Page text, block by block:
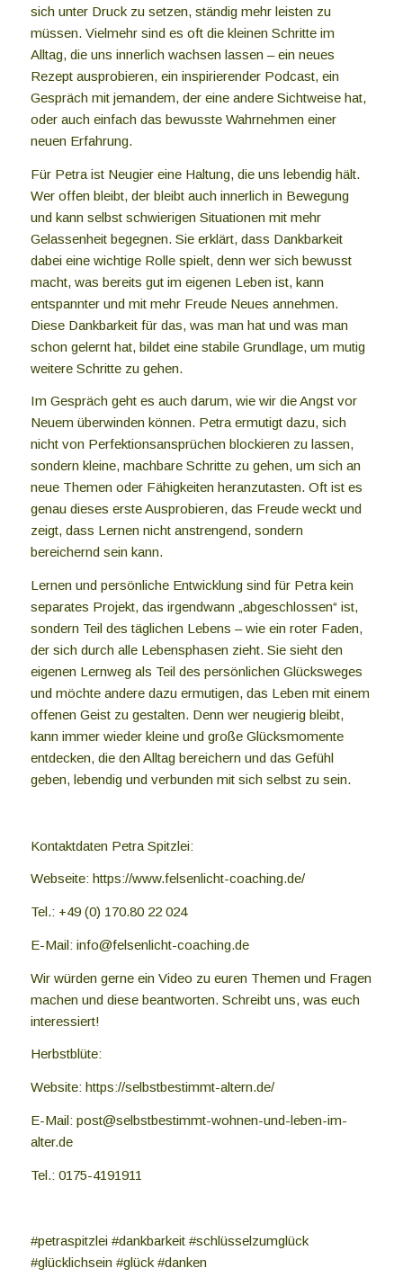
sich unter Druck zu setzen, ständig mehr leisten zu
müssen. Vielmehr sind es oft die kleinen Schritte im
Alltag, die uns innerlich wachsen lassen – ein neues
Rezept ausprobieren, ein inspirierender Podcast, ein
Gespräch mit jemandem, der eine andere Sichtweise hat,
oder auch einfach das bewusste Wahrnehmen einer
neuen Erfahrung.
Für Petra ist Neugier eine Haltung, die uns lebendig hält.
Wer offen bleibt, der bleibt auch innerlich in Bewegung
und kann selbst schwierigen Situationen mit mehr
Gelassenheit begegnen. Sie erklärt, dass Dankbarkeit
dabei eine wichtige Rolle spielt, denn wer sich bewusst
macht, was bereits gut im eigenen Leben ist, kann
entspannter und mit mehr Freude Neues annehmen.
Diese Dankbarkeit für das, was man hat und was man
schon gelernt hat, bildet eine stabile Grundlage, um mutig
weitere Schritte zu gehen.
Im Gespräch geht es auch darum, wie wir die Angst vor
Neuem überwinden können. Petra ermutigt dazu, sich
nicht von Perfektionsansprüchen blockieren zu lassen,
sondern kleine, machbare Schritte zu gehen, um sich an
neue Themen oder Fähigkeiten heranzutasten. Oft ist es
genau dieses erste Ausprobieren, das Freude weckt und
zeigt, dass Lernen nicht anstrengend, sondern
bereichernd sein kann.
Lernen und persönliche Entwicklung sind für Petra kein
separates Projekt, das irgendwann „abgeschlossen“ ist,
sondern Teil des täglichen Lebens – wie ein roter Faden,
der sich durch alle Lebensphasen zieht. Sie sieht den
eigenen Lernweg als Teil des persönlichen Glücksweges
und möchte andere dazu ermutigen, das Leben mit einem
offenen Geist zu gestalten. Denn wer neugierig bleibt,
kann immer wieder kleine und große Glücksmomente
entdecken, die den Alltag bereichern und das Gefühl
geben, lebendig und verbunden mit sich selbst zu sein.
Kontaktdaten Petra Spitzlei:
Webseite: https://www.felsenlicht-coaching.de/
Tel.: +49 (0) 170.80 22 024
E-Mail: info@felsenlicht-coaching.de
Wir würden gerne ein Video zu euren Themen und Fragen
machen und diese beantworten. Schreibt uns, was euch
interessiert!
Herbstblüte:
Website: https://selbstbestimmt-altern.de/
E-Mail: post@selbstbestimmt-wohnen-und-leben-im-
alter.de
Tel.: 0175-4191911
#petraspitzlei #dankbarkeit #schlüsselzumglück
#glücklichsein #glück #danken